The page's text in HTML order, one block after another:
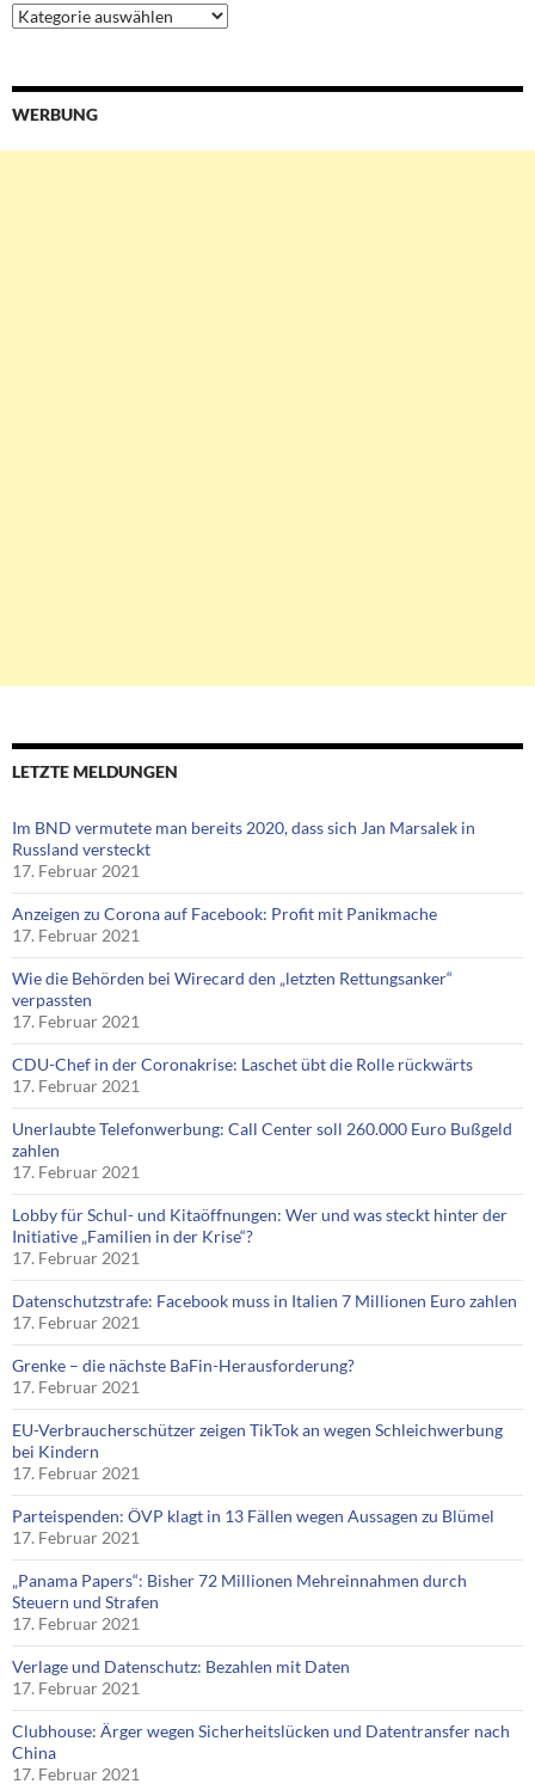
Ressorts
&
WERBUNG
LETZTE MELDUNGEN
Im BND vermutete man bereits 2020, dass sich Jan Marsalek in
Russland versteckt
17. Februar 2021
Anzeigen zu Corona auf Facebook: Profit mit Panikmache
17. Februar 2021
Wie die Behörden bei Wirecard den „letzten Rettungsanker“
verpassten
17. Februar 2021
CDU-Chef in der Coronakrise: Laschet übt die Rolle rückwärts
17. Februar 2021
Unerlaubte Telefonwerbung: Call Center soll 260.000 Euro Bußgeld
zahlen
17. Februar 2021
Lobby für Schul- und Kitaöffnungen: Wer und was steckt hinter der
Initiative „Familien in der Krise“?
17. Februar 2021
Datenschutzstrafe: Facebook muss in Italien 7 Millionen Euro zahlen
17. Februar 2021
Grenke – die nächste BaFin-Herausforderung?
17. Februar 2021
EU-Verbraucherschützer zeigen TikTok an wegen Schleichwerbung
bei Kindern
17. Februar 2021
Parteispenden: ÖVP klagt in 13 Fällen wegen Aussagen zu Blümel
17. Februar 2021
„Panama Papers“: Bisher 72 Millionen Mehreinnahmen durch
Steuern und Strafen
17. Februar 2021
Verlage und Datenschutz: Bezahlen mit Daten
17. Februar 2021
Clubhouse: Ärger wegen Sicherheitslücken und Datentransfer nach
China
17. Februar 2021